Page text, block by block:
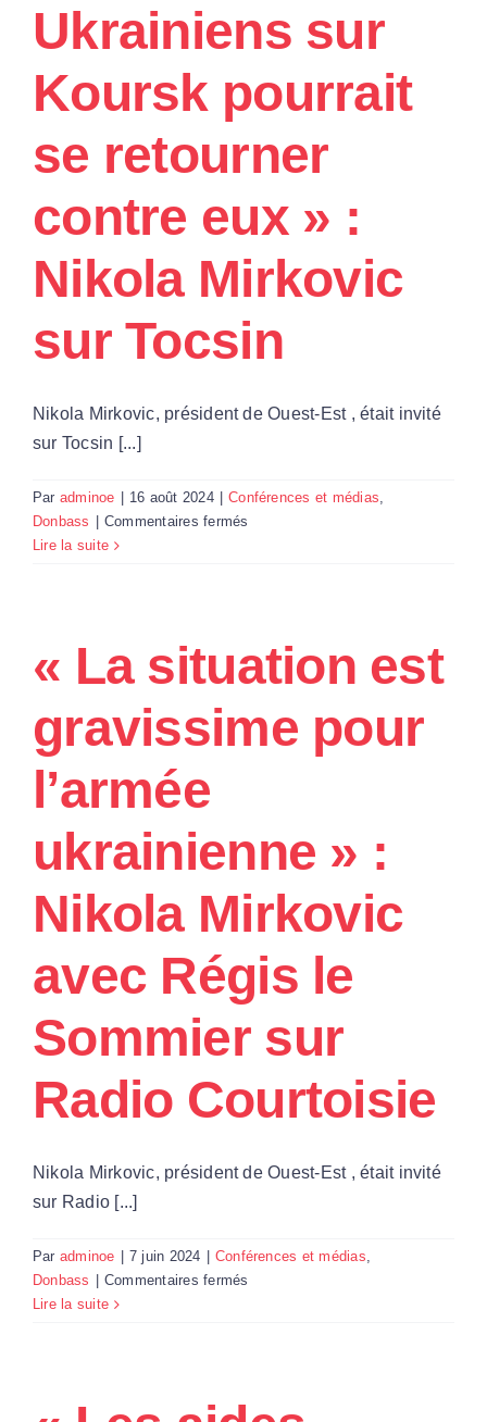
Ukrainiens sur
Koursk pourrait
se retourner
contre eux » :
Nikola Mirkovic
sur Tocsin
Nikola Mirkovic, président de Ouest-Est , était invité
sur Tocsin [...]
Par adminoe 16 août 2024 Conférences et médias,
Donbass
Commentaires fermés
pourrait
se
contre
sur
Lire la suite
« La situation est
gravissime pour
l’armée
ukrainienne » :
Nikola Mirkovic
avec Régis le
Sommier sur
Radio Courtoisie
Nikola Mirkovic, président de Ouest-Est , était invité
sur Radio [...]
Par adminoe 7 juin 2024 Conférences et médias,
Donbass
Commentaires fermés
Lire la suite